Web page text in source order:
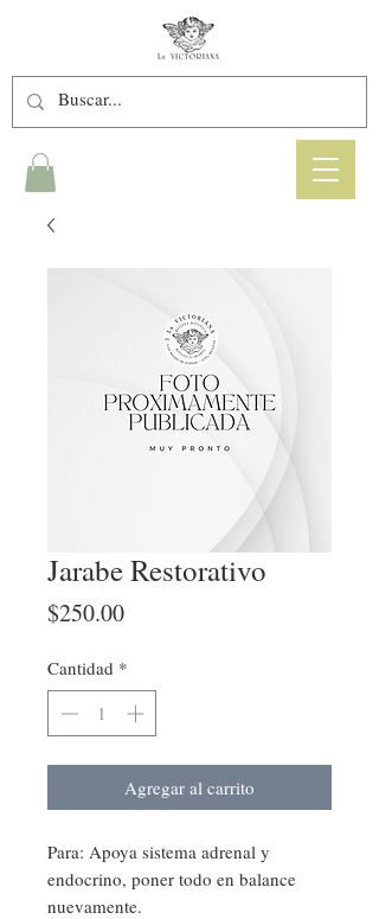
Jarabe Restorativo
$250.00Precio
Cantidad *
Agregar al carrito
Para: Apoya sistema adrenal y
endocrino, poner todo en balance
nuevamente.